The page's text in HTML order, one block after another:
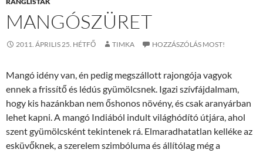
MANGÓSZÜRET
2011. ÁPRILIS 25. HÉTFŐ TIMKA HOZZÁSZÓLÁS MOST!
Mangó idény van, én pedig megszállott rajongója vagyok
ennek a frissítő és lédús gyümölcsnek. Igazi szívfájdalmam,
hogy kis hazánkban nem őshonos növény, és csak aranyárban
lehet kapni. A mangó Indiából indult világhódító útjára, ahol
szent gyümölcsként tekintenek rá. Elmaradhatatlan kelléke az
esküvőknek, a szerelem szimbóluma és állítólag még a